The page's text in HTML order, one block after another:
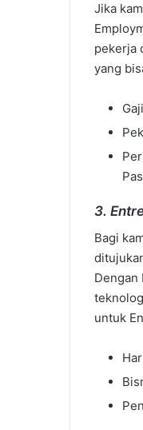
Jika
pekerja
yang
3.
Bagi
Dengan
untuk